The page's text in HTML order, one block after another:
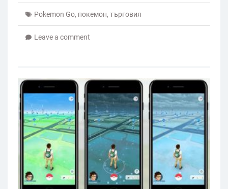
Pokemon Go, покемон, търговия
Leave a comment